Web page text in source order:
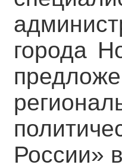
города
России»